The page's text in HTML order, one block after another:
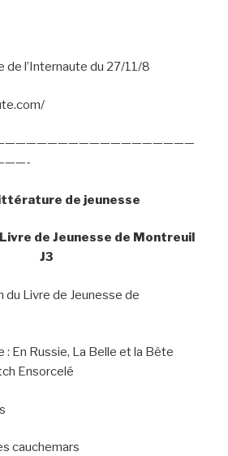
de l’Internaute du 27/11/8
de jeunesse
de Jeunesse de Montreuil
J3
du Livre de Jeunesse de
: En Russie, La Belle et la Bête
Ensorcelé
cauchemars